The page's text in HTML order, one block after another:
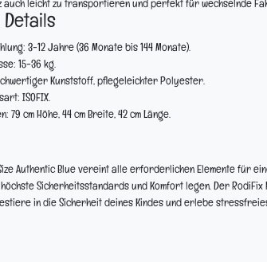
auch leicht zu transportieren und perfekt für wechselnde
Details
3-12 Jahre (36 Monate bis 144 Monate).
15-36 kg.
Kunststoff, pflegeleichter Polyester.
ISOFIX.
79 cm Höhe, 44 cm Breite, 42 cm Länge.
Authentic Blue vereint alle erforderlichen Elemente für
Sicherheitsstandards und Komfort legen. Der
in die Sicherheit deines Kindes und erlebe stressfreies